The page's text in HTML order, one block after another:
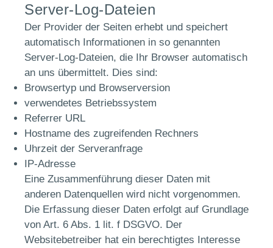
Server-Log-Dateien
Der Provider der Seiten erhebt und speichert
automatisch Informationen in so genannten
Server-Log-Dateien, die Ihr Browser automatisch
an uns übermittelt. Dies sind:
Browsertyp und Browserversion
verwendetes Betriebssystem
Referrer URL
Hostname des zugreifenden Rechners
Uhrzeit der Serveranfrage
IP-Adresse
Eine Zusammenführung dieser Daten mit
anderen Datenquellen wird nicht vorgenommen.
Die Erfassung dieser Daten erfolgt auf Grundlage
von Art. 6 Abs. 1 lit. f DSGVO. Der
Websitebetreiber hat ein berechtigtes Interesse